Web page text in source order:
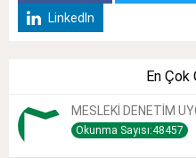
LinkedIn
En Çok
MESLEKİ DENETİM
Okunma Sayısı:48457